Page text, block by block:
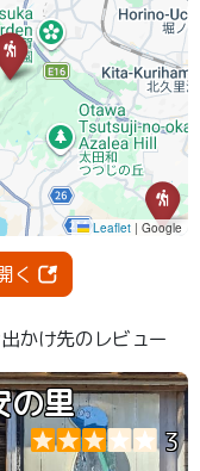
く
かけ先のレビュー
の里
3